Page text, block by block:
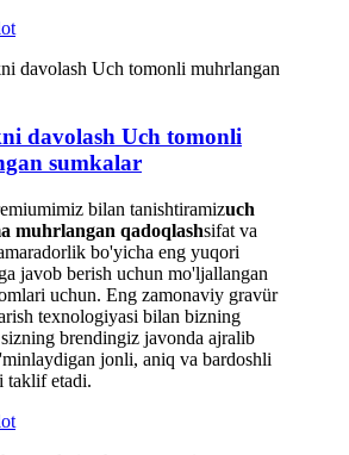
davolash Uch tomonli
sumkalar
bilan tanishtiramizuch
muhrlangan qadoqlashsifat va
bo'yicha eng yuqori
javob berish uchun mo'ljallangan
uchun. Eng zamonaviy gravür
texnologiyasi bilan bizning
brendingiz javonda ajralib
jonli, aniq va bardoshli
taklif etadi.